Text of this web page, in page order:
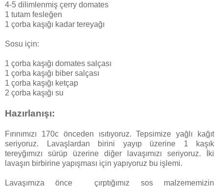
4-5 dilimlenmiş çerry domates
1 tutam fesleğen
1 çorba kaşığı kadar tereyağı
Sosu için:
1 çorba kaşığı domates salçası
1 çorba kaşığı biber salçası
1 çorba kaşığı ketçap
2 çorba kaşığı su
Hazırlanışı:
Fırınımızı 170c önceden ısıtıyoruz. Tepsimize yağlı kağıt
seriyoruz. Lavaşlardan birini yayıp üzerine 1 kaşık
tereyğımızı sürüp üzerine diğer lavaşımızı seriyoruz. İki
lavaşın birbirine yapışması için yapıyoruz bu işlemi.
Lavaşımıza önce çırptığımız sos malzememizin